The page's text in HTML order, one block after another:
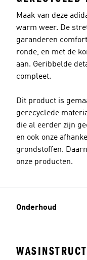
Maat model
Maak van deze
warm weer. De
garanderen
ronde, en met de
aan. Geribbelde
compleet.
Dit product is
gerecyclede
die al eerder zijn
en ook onze
grondstoffen.
onze producten.
Onderhoud